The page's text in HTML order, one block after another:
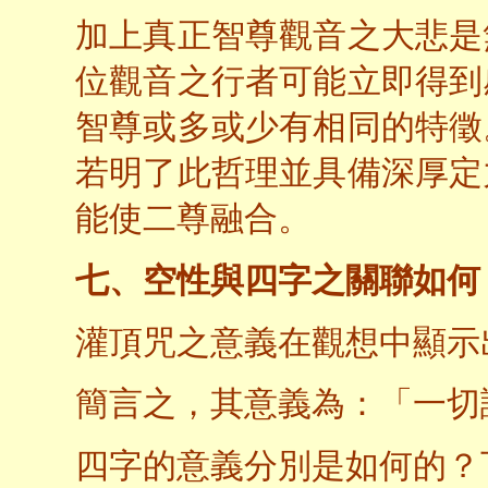
加上真正智尊觀音之大悲
位觀音之行者可能立即得
智尊或多或少有相同的特
若明了此哲理並具備深厚
能使二尊融合。
七、空性與四字之關聯如
灌頂咒之意義在觀想中顯
簡言之，其意義為：「一
四字的意義分別是如何的